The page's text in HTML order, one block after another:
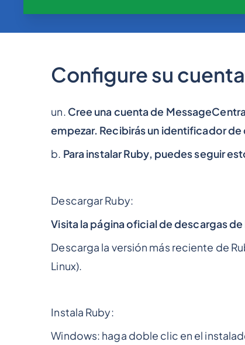
Configure su
un. Cree una cuenta de
empezar. Recibirás un identificador
b. Para instalar Ruby, puedes seguir
Descargar Ruby:
Visita la página oficial de descargas
Descarga la versión más reciente de
Linux).
Instala Ruby:
Windows: haga doble clic en el